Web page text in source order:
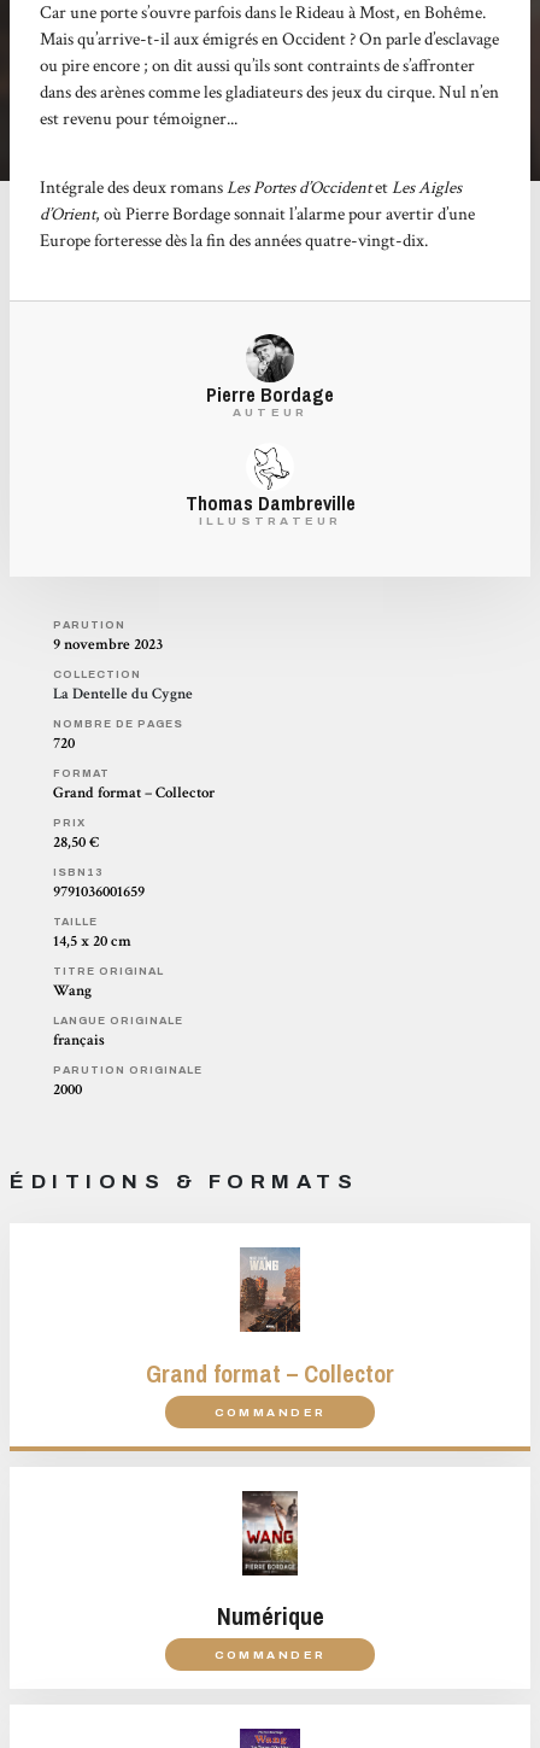
Car une porte s’ouvre parfois dans le Rideau à Most, en Bohême.
Mais qu’arrive-t-il aux émigrés en Occident ? On parle d’esclavage
ou pire encore ; on dit aussi qu’ils sont contraints de s’affronter
dans des arènes comme les gladiateurs des jeux du cirque. Nul n’en
est revenu pour témoigner...
Intégrale des deux romansLes Portes d’OccidentetLes Aigles
d’Orient, où Pierre Bordage sonnait l’alarme pour avertir d’une
Europe forteresse dès la fin des années quatre-vingt-dix.
Pierre Bordage
AUTEUR
Thomas Dambreville
ILLUSTRATEUR
PARUTION
9 novembre 2023
COLLECTION
La Dentelle du Cygne
NOMBRE DE PAGES
720
FORMAT
Grand format – Collector
PRIX
28,50 €
ISBN13
9791036001659
TAILLE
14,5 x 20 cm
TITRE ORIGINAL
Wang
LANGUE ORIGINALE
français
PARUTION ORIGINALE
2000
ÉDITIONS & FORMATS
Grand format – Collector
COMMANDER
Numérique
COMMANDER